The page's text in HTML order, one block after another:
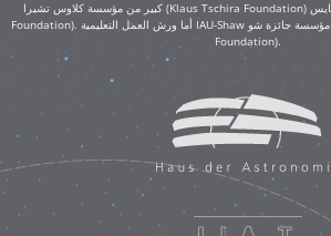
كبير من مؤسسة كلاوس تشيرا (Klaus Tschira Foundation) ومؤسسة كارل تسايس (Carl Zeiss
Foundation). أما ورش العمل التعليمية IAU-Shaw فهي ممولة من قبل مؤسسة جائزة شو (Shaw Prize
Foundation).